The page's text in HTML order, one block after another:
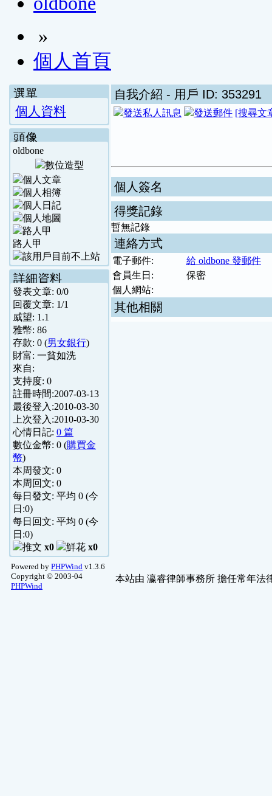
»
個人首頁
選單
個人資料
頭像
oldbone
路人甲
詳細資料
發表文章: 0/0
回覆文章: 1/1
威望: 1.1
雅幣: 86
存款: 0 (男女銀行)
財富: 一貧如洗
來自:
支持度: 0
註冊時間:2007-03-13
最後登入:2010-03-30
上次登入:2010-03-30
心情日記: 0 篇
數位金幣: 0 (購買金
幣)
本周發文: 0
本周回文: 0
每日發文: 平均 0 (今
日:0)
每日回文: 平均 0 (今
日:0)
x0
x0
自我介紹 - 用戶 ID: 353291
[搜尋文
個人簽名
得獎記錄
暫無記錄
連絡方式
電子郵件:
給 oldbone 發郵件
會員生日:
保密
個人網站:
其他相關
Powered by PHPWind v1.3.6
Copyright © 2003-04
PHPWind
本站由 瀛睿律師事務所 擔任常年法